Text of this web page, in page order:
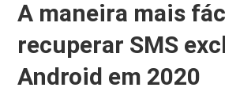
A maneira mais
recuperar SMS
Android em 2020